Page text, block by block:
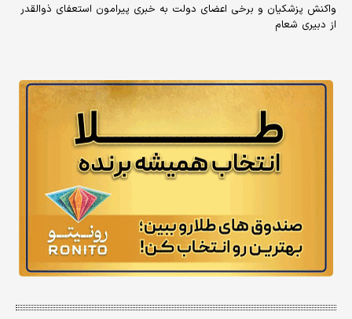
واکنش پزشکیان و برخی اعضای دولت به خبری پیرامون استعفای ذوالقدر
از دبیری شعام